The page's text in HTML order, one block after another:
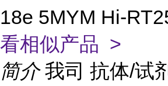
18e 5MYM Hi-
看相似产品 >
简介 我司 抗体/试